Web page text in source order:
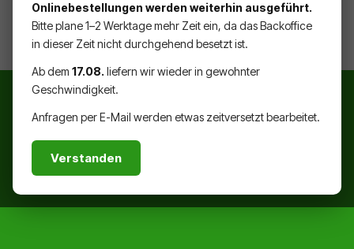
DU HAST 0 PRODUKTE AUF
Onlinebestellungen werden weiterhin ausgeführt.
Bitte plane 1–2 Werktage mehr Zeit ein, da das Backoffice
in dieser Zeit nicht durchgehend besetzt ist.
Ab dem 17.08. liefern wir wieder in gewohnter
Geschwindigkeit.
Anfragen per E-Mail werden etwas zeitversetzt bearbeitet.
Verstanden